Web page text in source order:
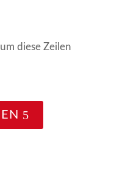
diese Zeilen